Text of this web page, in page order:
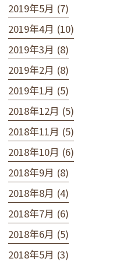
2019年5月 (7)
2019年4月 (10)
2019年3月 (8)
2019年2月 (8)
2019年1月 (5)
2018年12月 (5)
2018年11月 (5)
2018年10月 (6)
2018年9月 (8)
2018年8月 (4)
2018年7月 (6)
2018年6月 (5)
2018年5月 (3)